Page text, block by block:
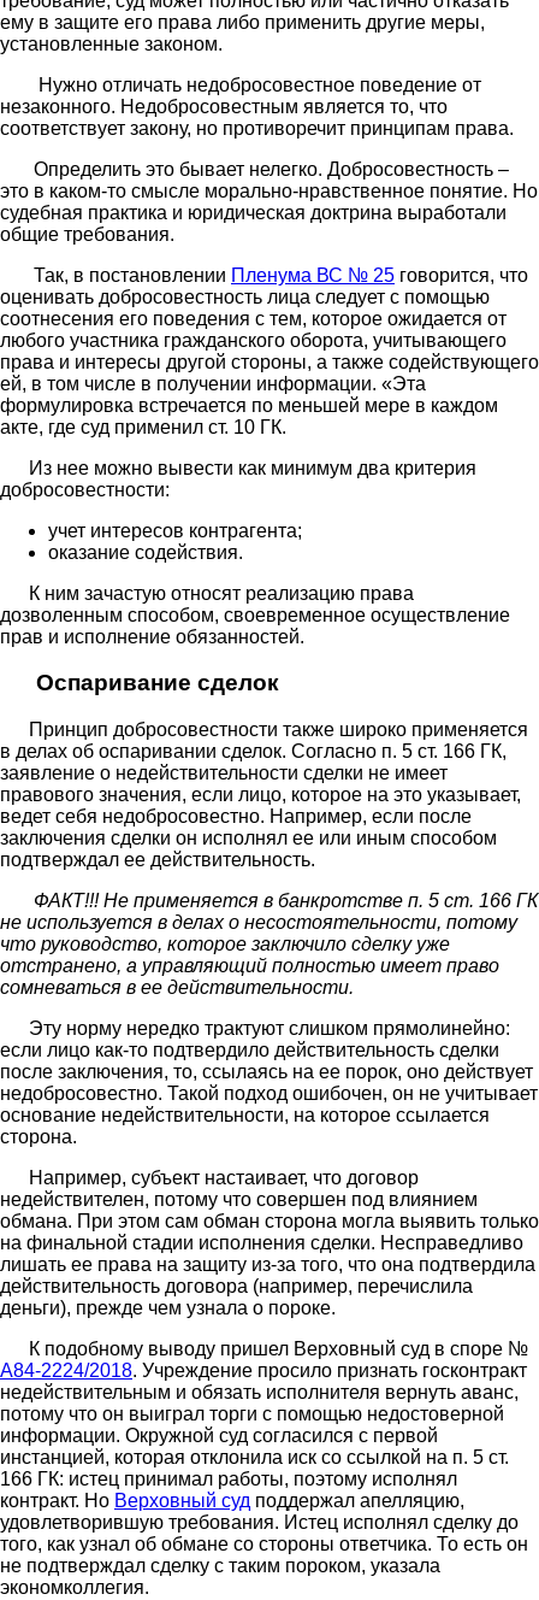
ему в защите его права либо применить другие меры,
установленные законом.
Нужно отличать недобросовестное поведение от
незаконного. Недобросовестным является то, что
соответствует закону, но противоречит принципам права.
Определить это бывает нелегко. Добросовестность –
это в каком-то смысле морально-нравственное понятие. Но
судебная практика и юридическая доктрина выработали
общие требования.
Так, в постановлении Пленума ВС № 25 говорится, что
оценивать добросовестность лица следует с помощью
соотнесения его поведения с тем, которое ожидается от
любого участника гражданского оборота, учитывающего
права и интересы другой стороны, а также содействующего
ей, в том числе в получении информации. «Эта
формулировка встречается по меньшей мере в каждом
акте, где суд применил ст. 10 ГК.
Из нее можно вывести как минимум два критерия
добросовестности:
учет интересов контрагента;
оказание содействия.
К ним зачастую относят реализацию права
дозволенным способом, своевременное осуществление
прав и исполнение обязанностей.
Оспаривание сделок
Принцип добросовестности также широко применяется
в делах об оспаривании сделок. Согласно п. 5 ст. 166 ГК,
заявление о недействительности сделки не имеет
правового значения, если лицо, которое на это указывает,
ведет себя недобросовестно. Например, если после
заключения сделки он исполнял ее или иным способом
подтверждал ее действительность.
ФАКТ!!! Не применяется в банкротстве п. 5 ст. 166 ГК
не используется в делах о несостоятельности, потому
что руководство, которое заключило сделку уже
отстранено, а управляющий полностью имеет право
сомневаться в ее действительности.
Эту норму нередко трактуют слишком прямолинейно:
если лицо как-то подтвердило действительность сделки
после заключения, то, ссылаясь на ее порок, оно действует
недобросовестно. Такой подход ошибочен, он не учитывает
основание недействительности, на которое ссылается
сторона.
Например, субъект настаивает, что договор
недействителен, потому что совершен под влиянием
обмана. При этом сам обман сторона могла выявить только
на финальной стадии исполнения сделки. Несправедливо
лишать ее права на защиту из-за того, что она подтвердила
действительность договора (например, перечислила
деньги), прежде чем узнала о пороке.
К подобному выводу пришел Верховный суд в споре №
А84-2224/2018. Учреждение просило признать госконтракт
недействительным и обязать исполнителя вернуть аванс,
потому что он выиграл торги с помощью недостоверной
информации. Окружной суд согласился с первой
инстанцией, которая отклонила иск со ссылкой на п. 5 ст.
166 ГК: истец принимал работы, поэтому исполнял
контракт. Но Верховный суд поддержал апелляцию,
удовлетворившую требования. Истец исполнял сделку до
того, как узнал об обмане со стороны ответчика. То есть он
не подтверждал сделку с таким пороком, указала
экономколлегия.